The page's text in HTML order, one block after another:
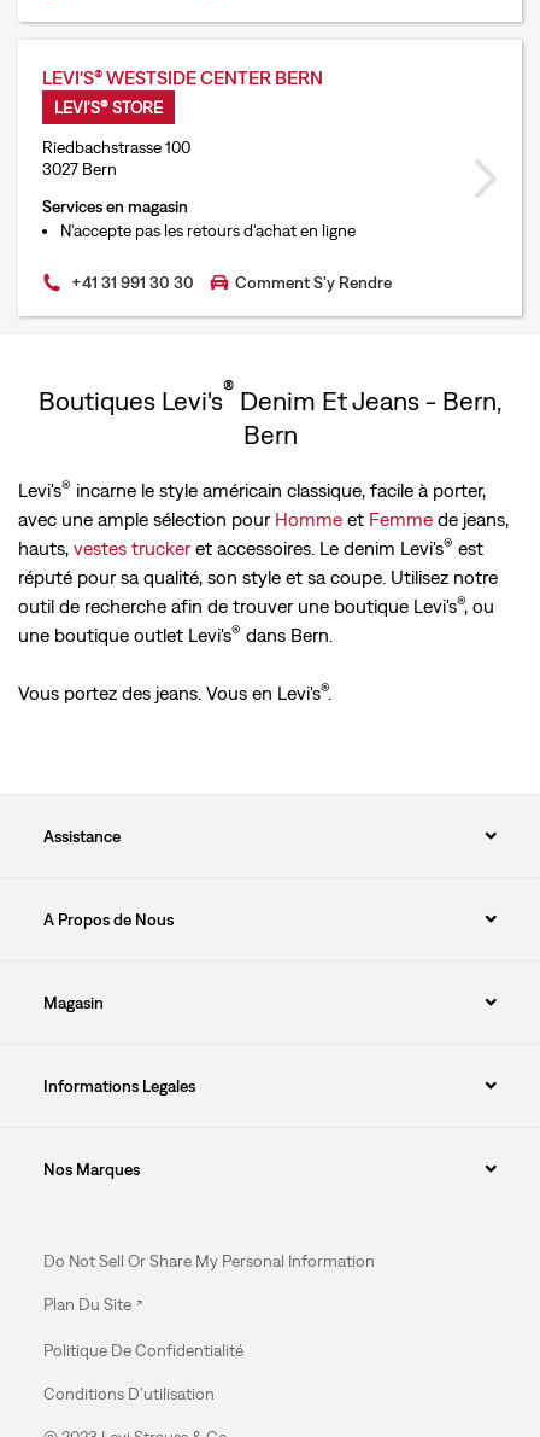
LEVI'S® WESTSIDE CENTER BERN
LEVI'S® STORE
Riedbachstrasse 100
3027 Bern
Services en magasin
N'accepte pas les retours d'achat en ligne
+41 31 991 30 30 Comment S'y Rendre
Boutiques Levi's® Denim Et Jeans - Bern,
Bern
Levi's® incarne le style américain classique, facile à porter,
avec une ample sélection pour Homme et Femme de jeans,
hauts, vestes truckeret accessoires. Le denim Levi's® est
réputé pour sa qualité, son style et sa coupe. Utilisez notre
outil de recherche afin de trouver une boutique Levi's®, ou
une boutique outlet Levi's® dans Bern.
Vous portez des jeans. Vous en Levi's®.
Assistance
A Propos de Nous
Magasin
Informations Legales
Nos Marques
Do Not Sell Or Share My Personal Information
Plan Du Site
Politique De Confidentialité
Conditions D’utilisation